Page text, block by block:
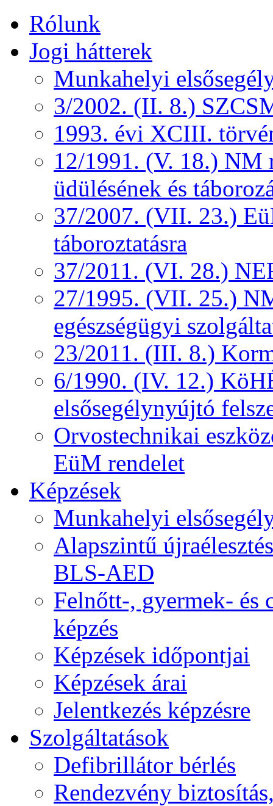
Rólunk
Jogi hátterek
Munkahelyi
3/2002. (II. 8.)
1993. évi XCIII.
12/1991. (V. 18.) NM
üdülésének és
37/2007. (VII. 23.)
táboroztatásra
37/2011. (VI. 28.)
27/1995. (VII. 25.)
egészségügyi
23/2011. (III. 8.)
6/1990. (IV. 12.)
elsősegélynyújtó
Orvostechnikai
EüM rendelet
Képzések
Munkahelyi
Alapszintű
BLS-AED
Felnőtt-, gyermek- és
képzés
Képzések időpontjai
Képzések árai
Jelentkezés képzésre
Szolgáltatások
Defibrillátor bérlés
Rendezvény